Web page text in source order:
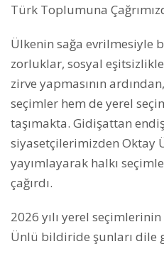
Türk Toplumuna
Ülkenin sağa evrilmesiyle
zorluklar, sosyal
zirve yapmasının
seçimler hem de yerel
taşımakta. Gidişattan
siyasetçilerimizden Oktay
yayımlayarak halkı
çağırdı.
2026 yılı yerel
Ünlü bildiride şunları dile